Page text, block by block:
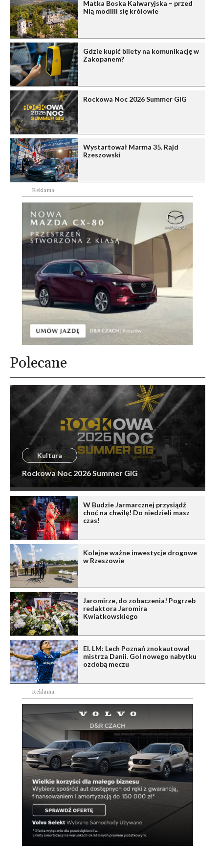
Matka Boska Kalwaryjska – przed
Nią modlili się królowie
Gdzie kupić bilety na komunikację w
Zakopanem?
Rockowa Noc 2026 Summer GIG
Wystartował Marma 35. Rajd
Rzeszowski
Reklama
Polecane
Kultura
Rockowa Noc 2026 Summer GIG
W Budzie Jarmarcznej przysiądź
choć na chwilę! Do niedzieli masz
czas!
Kolejne ważne inwestycje drogowe
w Rzeszowie
Jaromirze, do zobaczenia! Pogrzeb
redaktora Jaromira
Kwiatkowskiego
El. LM: Lech Poznań znokautował
mistrza Danii. Gol nowego nabytku
ozdobą meczu
Reklama